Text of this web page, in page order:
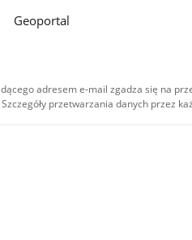
Geoportal
adresem e-mail zgadza się na
przetwarzania danych przez